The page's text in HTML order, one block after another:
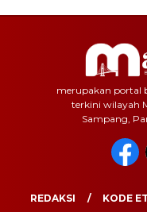
merupakan portal
terkini wilayah
Sampang,
REDAKSI KODE